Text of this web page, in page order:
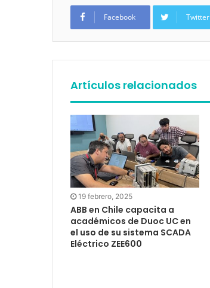
Facebook Twitter
Artículos relacionados
19 febrero, 2025
ABB en Chile capacita a
académicos de Duoc UC en
el uso de su sistema SCADA
Eléctrico ZEE600